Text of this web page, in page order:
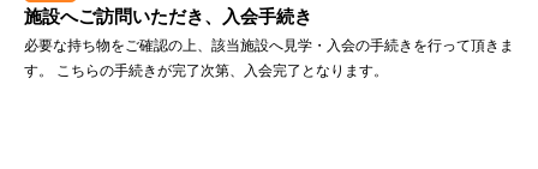
施設へご訪問いただき、入会手続き
必要な持ち物をご確認の上、該当施設へ見学・入会の手続きを行って頂きま
す。 こちらの手続きが完了次第、入会完了となります。